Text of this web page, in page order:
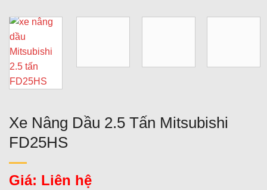
Xe Nâng Dầu 2.5 Tấn Mitsubishi
FD25HS
Giá: Liên hệ